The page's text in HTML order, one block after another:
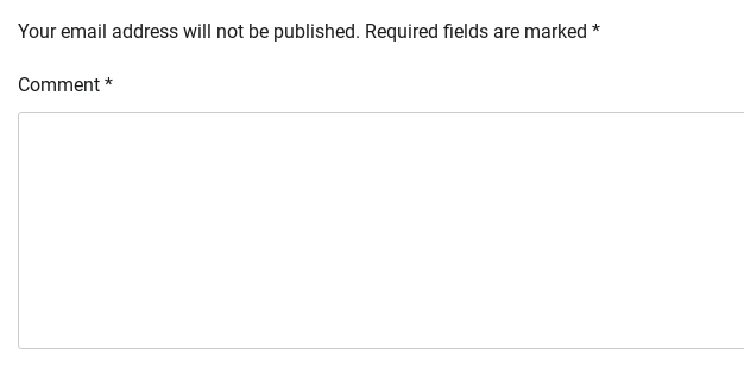
Your email address will not be published. Required fields are marked *
Comment *